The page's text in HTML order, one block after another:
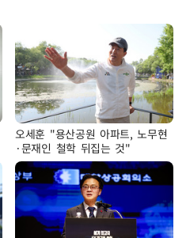
오세훈 "용산공원 아파트, 노무현
·문재인 철학 뒤집는 것"